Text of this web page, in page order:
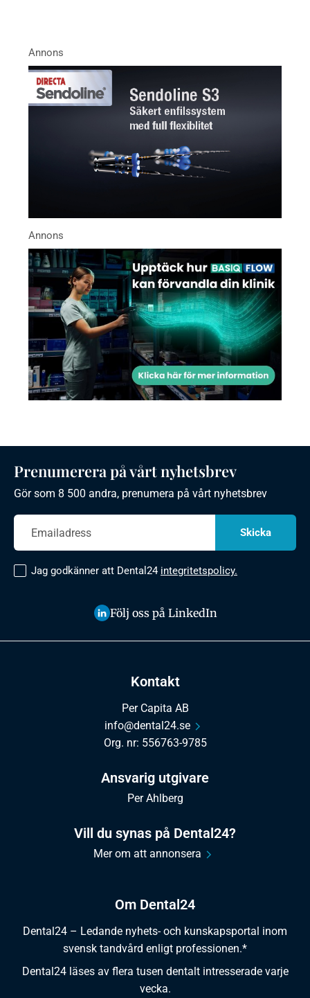
Om Dental24
Dental24 – Ledande nyhets- och kunskapsportal inom
svensk tandvård enligt professionen.*
Dental24 läses av flera tusen dentalt intresserade varje
vecka.
Kontakt
Per Capita AB
info@dental24.se
Org. nr: 556763-9785
Ansvarig utgivare
Per Ahlberg
Vill du synas på Dental24?
Mer om att annonsera
Prenumerera på vårt nyhetsbrev
Gör som 8 500 andra, prenumera på vårt nyhetsbrev
Jag godkänner att Dental24 integritetspolicy.
Följ oss på LinkedIn